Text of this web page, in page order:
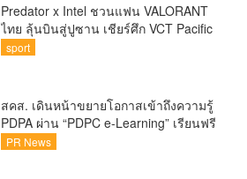
Predator x Intel ชวนแฟน VALORANT
ไทย ลุ้นบินสู่ปูซาน เชียร์ศึก VCT Pacific
Finals Busan ประเทศเกาหลีใต้ Predator
สุดพิเศษตลอดทัวร์นาเมนต์
sport
สคส. เดินหน้าขยายโอกาสเข้าถึงความรู้
PDPA ผ่าน “PDPC e-Learning” เรียนฟรี
ทุกที่ ทุกเวลา พร้อมประกาศนียบัตร ต่อย
PR News